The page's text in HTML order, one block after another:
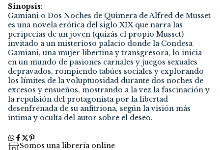
Sinopsis:
Gamiani o Dos Noches de Quimera de Alfred de Musset
es una novela erótica del siglo XIX que narra las
peripecias de un joven (quizás el propio Musset)
invitado a un misterioso palacio donde la Condesa
Gamiani, una mujer libertina y transgresora, lo inicia
en un mundo de pasiones carnales y juegos sexuales
depravados, rompiendo tabúes sociales y explorando
los límites de la voluptuosidad durante dos noches de
excesos y ensueños, mostrando a la vez la fascinación y
la repulsión del protagonista por la libertad
desenfrenada de su anfitriona, según la visión más
íntima y oculta del autor sobre el deseo.
Somos una librería online